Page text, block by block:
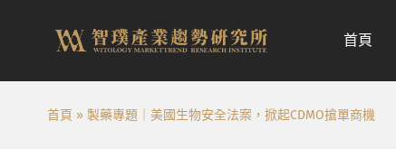
首頁
首頁 » 製藥專題｜美國生物安全法案，掀起CDMO搶單商機